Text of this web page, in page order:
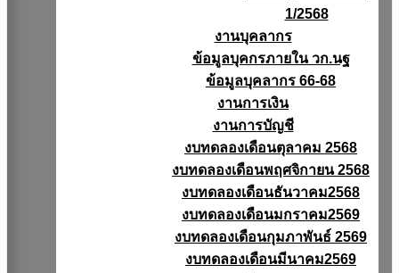
1/2568
งานบุคลากร
ข้อมูลบุคกรภายใน วก.นฐ
ข้อมูลบุคลากร 66-68
งานการเงิน
งานการบัญชี
งบทดลองเดือนตุลาคม 2568
งบทดลองเดือนพฤศจิกายน 2568
งบทดลองเดือนธันวาคม2568
งบทดลองเดือนมกราคม2569
งบทดลองเดือนกุมภาพันธ์ 2569
งบทดลองเดือนมีนาคม2569